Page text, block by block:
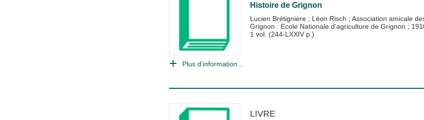
Histoire de Grignon
Lucien Brétignière ; Léon Risch ; Association amicale
Grignon : Ecole Nationale d'agriculture de Grignon ;
1 vol. (244-LXXIV p.)
Plus d'information...
LIVRE